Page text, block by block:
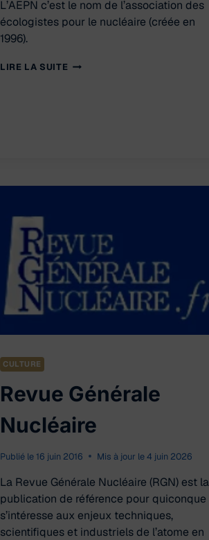
L’AEPN c’est le nom de l’association des
écologistes pour le nucléaire (créée en
1996).
LIRE LA SUITE L’AEPN
CULTURE
Revue Générale
Nucléaire
Publié le 16 juin 2016 Mis à jour le4 juin 2026
La Revue Générale Nucléaire (RGN) est la
publication de référence pour quiconque
s’intéresse aux enjeux techniques,
scientifiques et industriels de l’atome en